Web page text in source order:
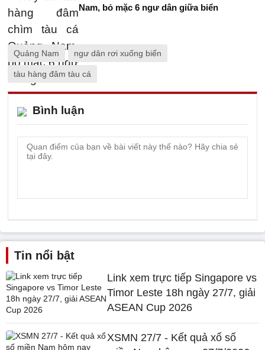
Nam, bỏ mặc 6 ngư dân giữa biển
Quảng Nam ngư dân rơi xuống biển
tàu hàng đâm tàu cá
Bình luận
Tin nổi bật
Link xem trực tiếp Singapore vs
Timor Leste 18h ngày 27/7, giải
ASEAN Cup 2026
XSMN 27/7 - Kết quả xổ số